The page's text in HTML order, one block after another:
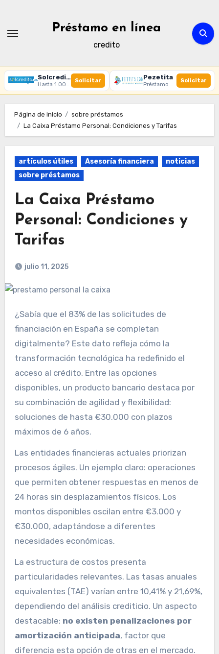
contenido
Préstamo en línea
credito
Solcredito
Hasta 1 000 € · 30 días · 100% online
Solicitar Pezetita
Préstamo online · Aprobación rápida
Solicitar
Página de inicio
sobre préstamos
La Caixa Préstamo Personal: Condiciones y Tarifas
artículos útiles Asesoría financiera
noticias
sobre préstamos
La Caixa Préstamo
Personal: Condiciones y
Tarifas
julio 11, 2025
¿Sabía que el 83% de las solicitudes de
financiación en España se completan
digitalmente? Este dato refleja cómo la
transformación tecnológica ha redefinido el
acceso al crédito. Entre las opciones
disponibles, un producto bancario destaca por
su combinación de agilidad y flexibilidad:
soluciones de hasta €30.000 con plazos
máximos de 6 años.
Las entidades financieras actuales priorizan
procesos ágiles. Un ejemplo claro: operaciones
que permiten obtener respuestas en menos de
24 horas sin desplazamientos físicos. Los
montos disponibles oscilan entre €3.000 y
€30.000, adaptándose a diferentes
necesidades económicas.
La estructura de costos presenta
particularidades relevantes. Las tasas anuales
equivalentes (TAE) varían entre 10,41% y 21,69%,
dependiendo del análisis crediticio. Un aspecto
destacable: no existen penalizaciones por
amortización anticipada, factor que
diferencia esta opción de otras en el mercado.